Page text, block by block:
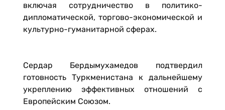
включая сотрудничество в политико-
дипломатической, торгово-экономической и
культурно-гуманитарной сферах.
Сердар Бердымухамедов подтвердил
готовность Туркменистана к дальнейшему
укреплению эффективных отношений с
Европейским Союзом.